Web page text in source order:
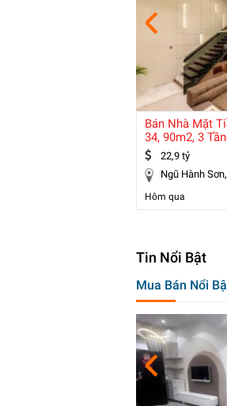
Bán Nhà Mặt
34, 90m2, 3
Khê, Giá
22,9 tỷ
Hôm qua
Tin Nổi Bật
Mua Bán Nổi